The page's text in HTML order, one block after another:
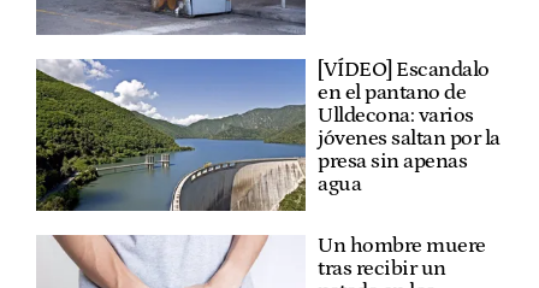
[VÍDEO] Escandalo
en el pantano de
Ulldecona: varios
jóvenes saltan por la
presa sin apenas
agua
Un hombre muere
tras recibir un